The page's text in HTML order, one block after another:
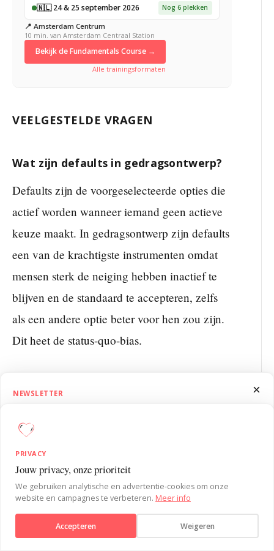
🇳🇱 24 & 25 september 2026 Nog 6 plekken
📍 Amsterdam Centrum
10 min. van Amsterdam Centraal Station
Bekijk de Fundamentals Course →
Alle trainingsformaten
VEELGESTELDE VRAGEN
Wat zijn defaults in gedragsontwerp?
Defaults zijn de voorgeselecteerde opties die
actief worden wanneer iemand geen actieve
keuze maakt. In gedragsontwerp zijn defaults
een van de krachtigste instrumenten omdat
mensen sterk de neiging hebben inactief te
blijven en de standaard te accepteren, zelfs
als een andere optie beter voor hen zou zijn.
Dit heet de status-quo-bias.
Waarom zijn defaults zo krachtig?
eerste via inertie: het kost mentale energie om
van een standaard af te wijken, en mensen
nemen de weg van de minste weerstand. Ten
tweede via impliciete aanbeveling: mensen
interpreteren een default als een signaal dat
dit de normale of beste optie is. Ten derde via
×
NEWSLETTER
Ontvang SUE’s 1.5 Minutes on Influence nieuwsbrief. Wekelijks korte,
invloedvaardigheden te versterken.
Aanmelden
PRIVACY
Jouw privacy, onze prioriteit
We gebruiken analytische en advertentie-cookies om onze
website en campagnes te verbeteren. Meer info
Accepteren Weigeren